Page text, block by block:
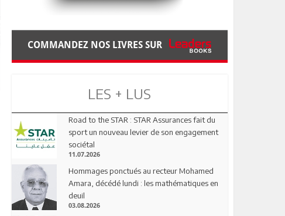
COMMANDEZ NOS LIVRES SUR
LES + LUS
Road to the STAR : STAR Assurances fait du
sport un nouveau levier de son engagement
sociétal
11.07.2026
Hommages ponctués au recteur Mohamed
Amara, décédé lundi : les mathématiques en
deuil
03.08.2026